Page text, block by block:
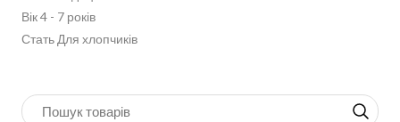
Вік 4 - 7 років
Стать Для хлопчиків